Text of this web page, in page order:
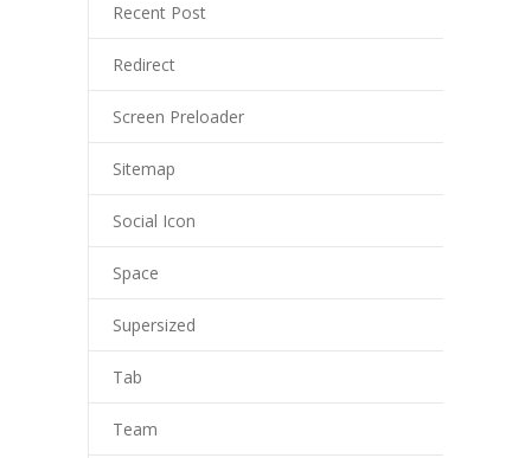
Recent Post
Redirect
Screen Preloader
Sitemap
Social Icon
Space
Supersized
Tab
Team